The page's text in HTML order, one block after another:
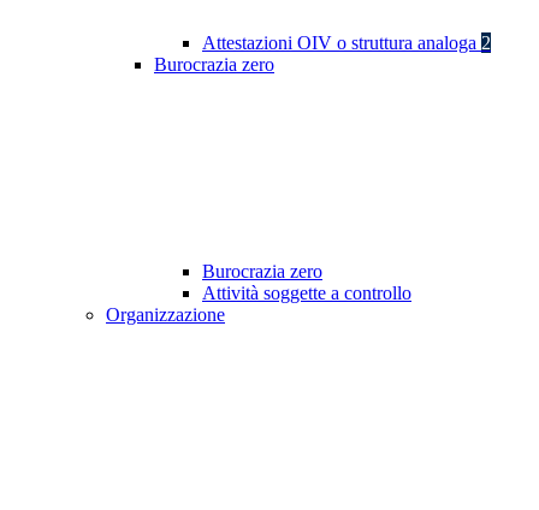
Attestazioni OIV o struttura analoga 2
Burocrazia zero
Burocrazia zero
Attività soggette a controllo
Organizzazione